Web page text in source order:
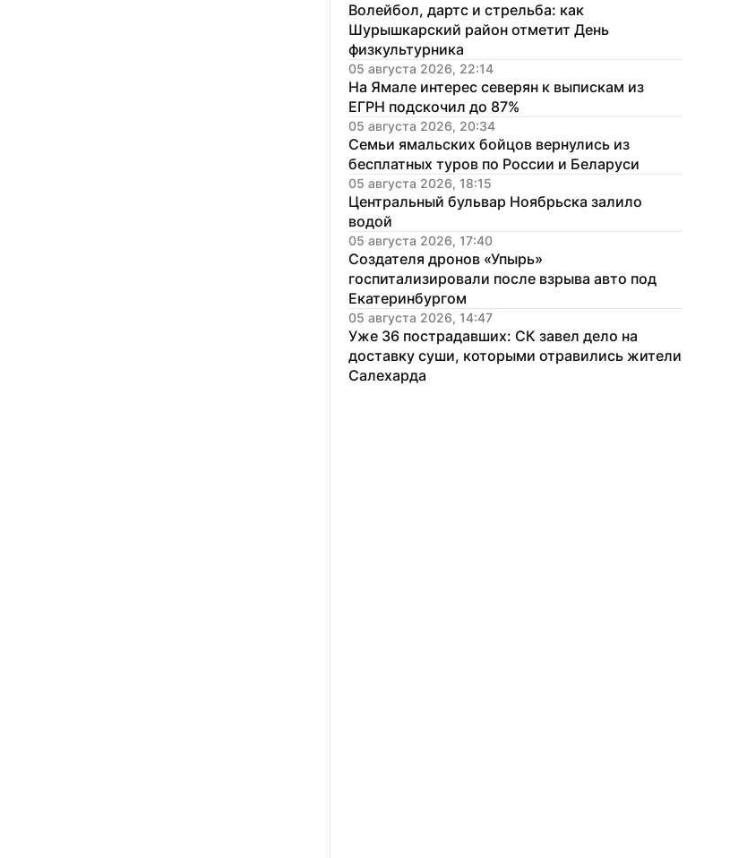
Волейбол, дартс и стрельба: как
Шурышкарский район отметит День
физкультурника
05 августа 2026, 22:14
На Ямале интерес северян к выпискам из
ЕГРН подскочил до 87%
05 августа 2026, 20:34
Семьи ямальских бойцов вернулись из
бесплатных туров по России и Беларуси
05 августа 2026, 18:15
Центральный бульвар Ноябрьска залило
водой
05 августа 2026, 17:40
Создателя дронов «Упырь»
госпитализировали после взрыва авто под
Екатеринбургом
05 августа 2026, 14:47
Уже 36 пострадавших: СК завел дело на
доставку суши, которыми отравились жители
Салехарда